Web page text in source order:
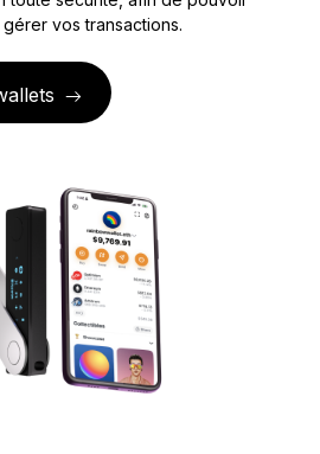
Classics
épreuve
vos transactions.